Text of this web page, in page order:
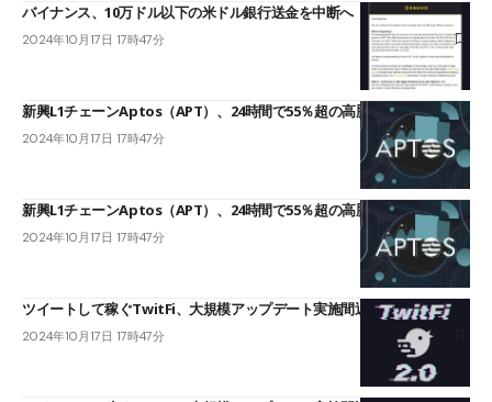
バイナンス、10万ドル以下の米ドル銀行送金を中断へ
2024年10月17日 17時47分
新興L1チェーンAptos（APT）、24時間で55％超の高騰
2024年10月17日 17時47分
新興L1チェーンAptos（APT）、24時間で55％超の高騰
2024年10月17日 17時47分
ツイートして稼ぐTwitFi、大規模アップデート実施間近
2024年10月17日 17時47分